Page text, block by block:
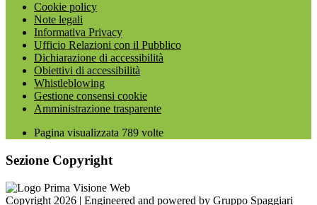
Cookie policy
Note legali
Informativa Privacy
Ufficio Relazioni con il Pubblico
Dichiarazione di accessibilità
Obiettivi di accessibilità
Whistleblowing
Gestione consensi cookie
Amministrazione trasparente
Pagina visualizzata 789 volte
Sezione Copyright
Copyright 2026 | Engineered and powered by Gruppo Spaggiari